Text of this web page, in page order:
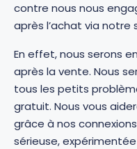
contre nous nous
après l’achat via
En effet, nous serons
après la vente. Nous
tous les petits
gratuit. Nous vous
grâce à nos
sérieuse,